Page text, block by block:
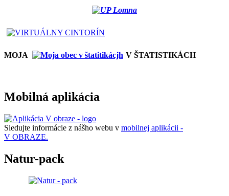
MOJA V ŠTATISTIKÁCH
Mobilná aplikácia
Sledujte informácie z nášho webu v mobilnej aplikácii -
V OBRAZE.
Natur-pack